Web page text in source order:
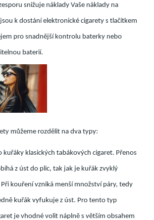
snižuje náklady Vaše náklady na
k dostání elektronické cigarety s tlačítkem
pro snadnější kontrolu baterky nebo
baterií.
můžeme rozdělit na dva typy:
kuřáky klasických tabákových cigaret. Přenos
z úst do plic, tak jak je kuřák zvyklý
kouření vzniká menší množství páry, tedy
kuřák vyfukuje z úst. Pro tento typ
je vhodné volit náplně s větším obsahem